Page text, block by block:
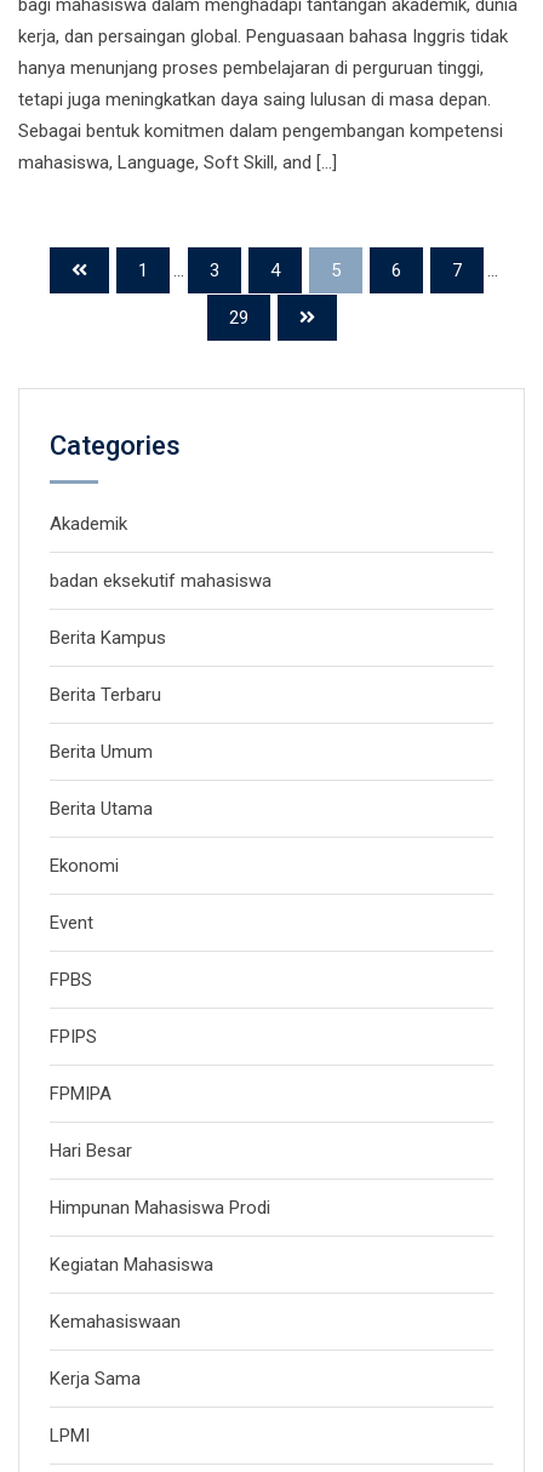
bagi mahasiswa dalam menghadapi tantangan akademik, dunia
kerja, dan persaingan global. Penguasaan bahasa Inggris tidak
hanya menunjang proses pembelajaran di perguruan tinggi,
tetapi juga meningkatkan daya saing lulusan di masa depan.
Sebagai bentuk komitmen dalam pengembangan kompetensi
mahasiswa, Language, Soft Skill, and […]
1 ... 3 4 5 6 7 ...
29
Categories
Akademik
badan eksekutif mahasiswa
Berita Kampus
Berita Terbaru
Berita Umum
Berita Utama
Ekonomi
Event
FPBS
FPIPS
FPMIPA
Hari Besar
Himpunan Mahasiswa Prodi
Kegiatan Mahasiswa
Kemahasiswaan
Kerja Sama
LPMI